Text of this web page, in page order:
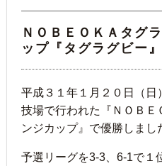
ＮＯＢＥＯＫＡタグ
ップ『タグラグビー』
平成３１年１月２０日（
技場で行われた『ＮＯＢＥ
ンジカップ』で優勝しまし
予選リーグを3-3、6-1で１